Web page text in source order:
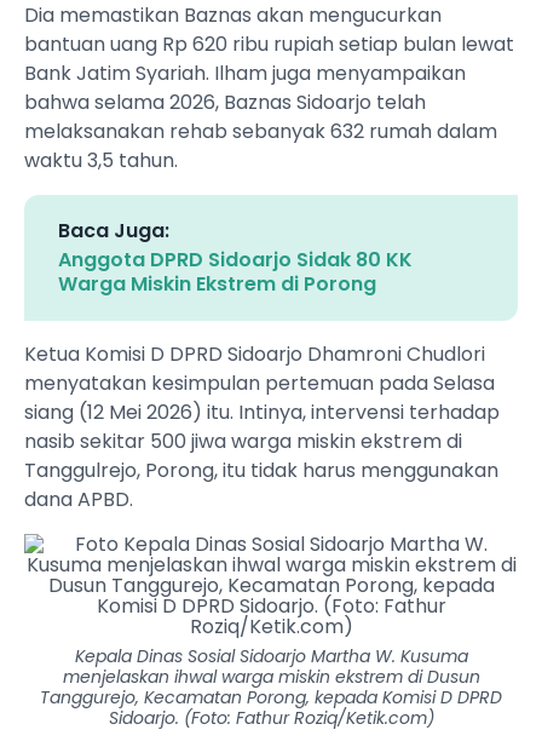
Dia memastikan Baznas akan mengucurkan
bantuan uang Rp 620 ribu rupiah setiap bulan lewat
Bank Jatim Syariah. Ilham juga menyampaikan
bahwa selama 2026, Baznas Sidoarjo telah
melaksanakan rehab sebanyak 632 rumah dalam
waktu 3,5 tahun.
Baca Juga:
Anggota DPRD Sidoarjo Sidak 80 KK
Warga Miskin Ekstrem di Porong
Ketua Komisi D DPRD Sidoarjo Dhamroni Chudlori
menyatakan kesimpulan pertemuan pada Selasa
siang (12 Mei 2026) itu. Intinya, intervensi terhadap
nasib sekitar 500 jiwa warga miskin ekstrem di
Tanggulrejo, Porong, itu tidak harus menggunakan
dana APBD.
Kepala Dinas Sosial Sidoarjo Martha W. Kusuma
menjelaskan ihwal warga miskin ekstrem di Dusun
Tanggurejo, Kecamatan Porong, kepada Komisi D DPRD
Sidoarjo. (Foto: Fathur Roziq/Ketik.com)